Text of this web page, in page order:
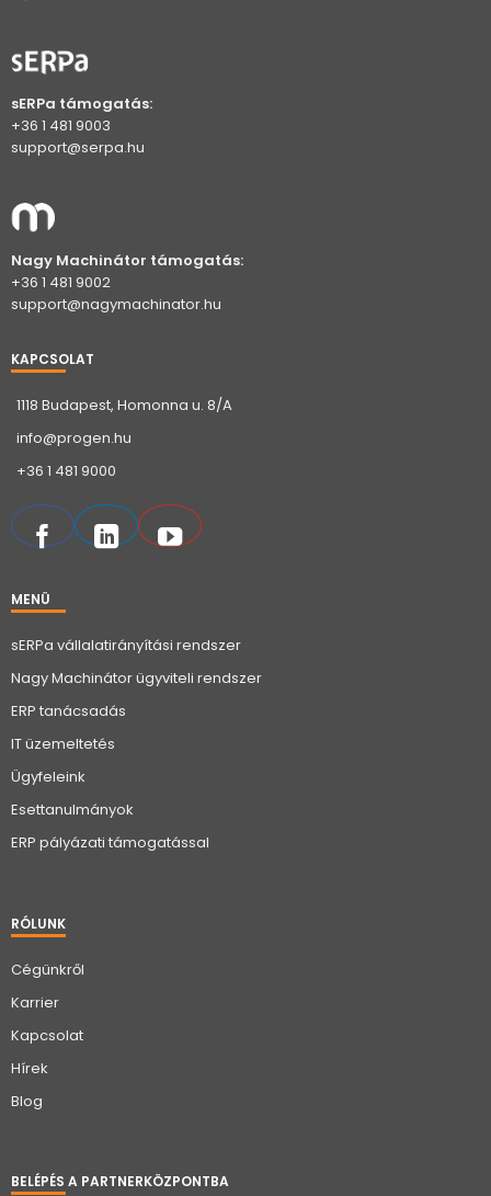
sERPa támogatás:
+36 1 481 9003
support@serpa.hu
Nagy Machinátor támogatás:
+36 1 481 9002
support@nagymachinator.hu
KAPCSOLAT
1118 Budapest, Homonna u. 8/A
info@progen.hu
+36 1 481 9000
MENÜ
sERPa vállalatirányítási rendszer
Nagy Machinátor ügyviteli rendszer
ERP tanácsadás
IT üzemeltetés
Ügyfeleink
Esettanulmányok
ERP pályázati támogatással
RÓLUNK
Cégünkről
Karrier
Kapcsolat
Hírek
Blog
BELÉPÉS A PARTNERKÖZPONTBA